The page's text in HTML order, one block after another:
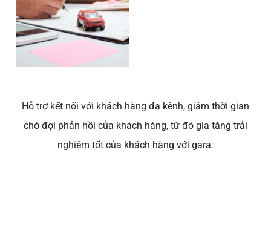
Hỗ trợ kết nối với khách hàng đa kênh, giảm thời gian
chờ đợi phản hồi của khách hàng, từ đó gia tăng trải
nghiệm tốt của khách hàng với gara.